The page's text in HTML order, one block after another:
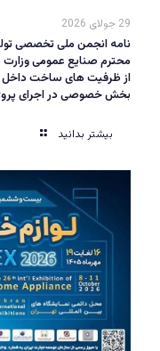
29 جولای 2026
نامه انجمن ملی تخصصی
محترم صنایع عمومی
از ظرفیت های ساخت داخل
بخش خصوصی در اجرای
بیشتر بدانید